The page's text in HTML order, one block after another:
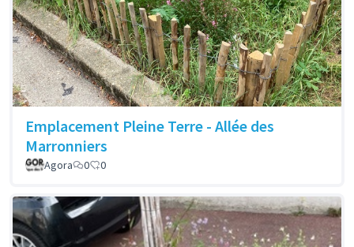
Emplacement Pleine Terre - Allée des
Marronniers
Agora 0 0